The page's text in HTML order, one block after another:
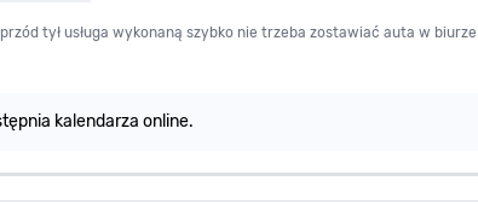
tył usługa wykonaną szybko nie trzeba zostawiać auta w biurze
kalendarza online.